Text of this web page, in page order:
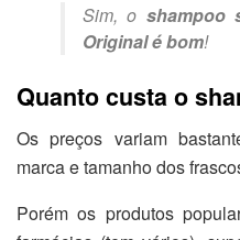
Sim, o shampoo
Original é bom!
Quanto custa o
Os preços variam
marca e tamanho dos
Porém os produtos